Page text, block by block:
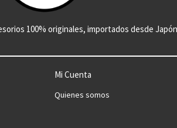
100% originales, importados desde Japón
Mi Cuenta
Quienes somos